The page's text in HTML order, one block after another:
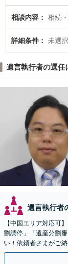
で遺言執行者の選任
い』などでお困りの相
相談内容 相続
詳細条件 未選択
遺言執行者の選任
遺言執行者
【中国エリア対応可
割調停」「遺産分割
い！依頼者さまがご
掛けています【土日